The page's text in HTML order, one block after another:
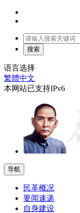
语言选择
繁體中文
本网站已支持IPv6
导航
民革概况
要闻速递
自身建设